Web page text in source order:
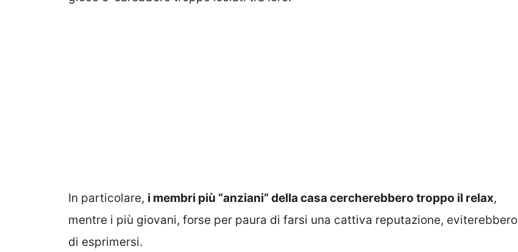
In particolare, i membri più “anziani” della casa cercherebbero troppo il relax,
mentre i più giovani, forse per paura di farsi una cattiva reputazione, eviterebbero
di esprimersi.